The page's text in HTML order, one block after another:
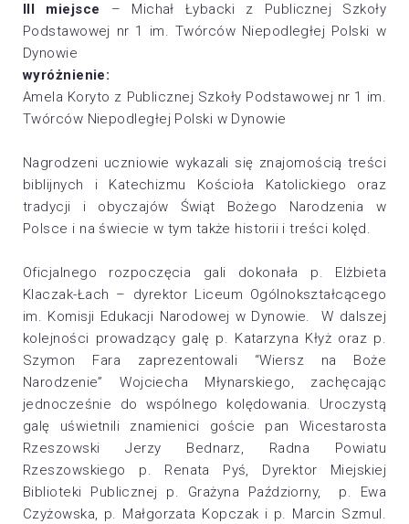
III miejsce – Michał Łybacki z Publicznej Szkoły
Podstawowej nr 1 im. Twórców Niepodległej Polski w
Dynowie
wyróżnienie:
Amela Koryto z Publicznej Szkoły Podstawowej nr 1 im.
Twórców Niepodległej Polski w Dynowie
Nagrodzeni uczniowie wykazali się znajomością treści
biblijnych i Katechizmu Kościoła Katolickiego oraz
tradycji i obyczajów Świąt Bożego Narodzenia w
Polsce i na świecie w tym także historii i treści kolęd.
Oficjalnego rozpoczęcia gali dokonała p. Elżbieta
Klaczak-Łach – dyrektor Liceum Ogólnokształcącego
im. Komisji Edukacji Narodowej w Dynowie. W dalszej
kolejności prowadzący galę p. Katarzyna Kłyż oraz p.
Szymon Fara zaprezentowali “Wiersz na Boże
Narodzenie” Wojciecha Młynarskiego, zachęcając
jednocześnie do wspólnego kolędowania. Uroczystą
galę uświetnili znamienici goście pan Wicestarosta
Rzeszowski Jerzy Bednarz, Radna Powiatu
Rzeszowskiego p. Renata Pyś, Dyrektor Miejskiej
Biblioteki Publicznej p. Grażyna Paździorny, p. Ewa
Czyżowska, p. Małgorzata Kopczak i p. Marcin Szmul.